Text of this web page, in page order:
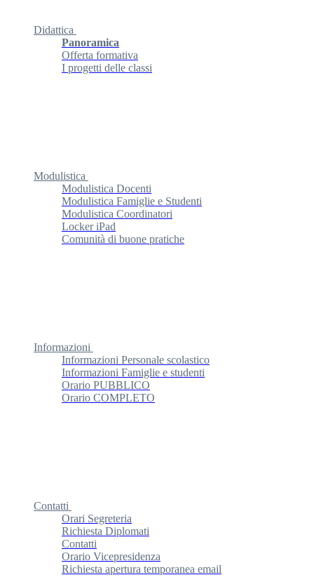
Didattica
Panoramica
Offerta formativa
I progetti delle classi
Modulistica
Modulistica Docenti
Modulistica Famiglie e Studenti
Modulistica Coordinatori
Locker iPad
Comunità di buone pratiche
Informazioni
Informazioni Personale scolastico
Informazioni Famiglie e studenti
Orario PUBBLICO
Orario COMPLETO
Contatti
Orari Segreteria
Richiesta Diplomati
Contatti
Orario Vicepresidenza
Richiesta apertura temporanea email